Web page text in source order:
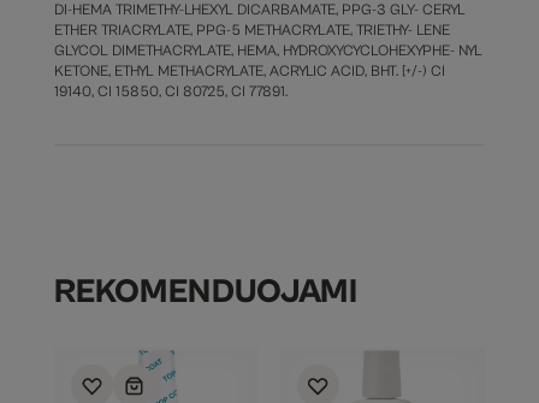
DI-HEMA TRIMETHY-LHEXYL DICARBAMATE, PPG-3 GLY- CERYL
ETHER TRIACRYLATE, PPG-5 METHACRYLATE, TRIETHY- LENE
GLYCOL DIMETHACRYLATE, HEMA, HYDROXYCYCLOHEXYPHE- NYL
KETONE, ETHYL METHACRYLATE, ACRYLIC ACID, BHT. [+/-) CI
19140, CI 15850, CI 80725, CI 77891.
REKOMENDUOJAMI